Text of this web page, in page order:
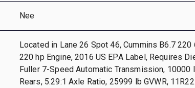
Nee
Located in Lane 26 Spot 46, Cummins B6.7
220 hp Engine, 2016 US EPA Label, Requires
Fuller 7-Speed Automatic Transmission, 10000
Rears, 5.29:1 Axle Ratio, 25999 lb GVWR,